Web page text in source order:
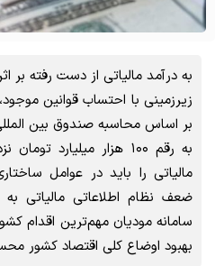
به درآمد مالیاتی از دست رفته بر
زیرزمینی با احتساب قوانین
بر اساس محاسبه صندوق بین
به رقم ۱۰۰ هزار
مالیاتی را باید در عوامل
ضعف نظام اطلاعاتی مالیاتی
سامانه مودیان مهم‌ترین اقدام
بهبود اوضاع کلی اقتصاد کشور